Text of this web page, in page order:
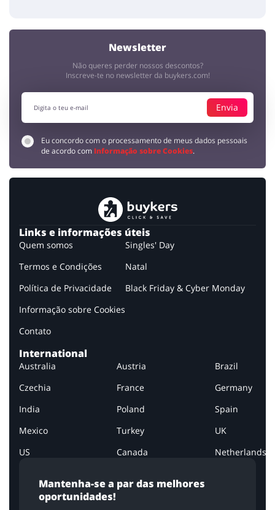
Newsletter
Não queres perder nossos descontos?
Inscreve-te no newsletter da buykers.com!
Envia
Eu concordo com o processamento de meus dados pessoais
de acordo com Informação sobre Cookies.
Mantenha-se a par das melhores
oportunidades!
Links e informações úteis
Quem somos
Termos e Condições
Política de Privacidade
Informação sobre Cookies
Contato
Singles' Day
Natal
Black Friday & Cyber Monday
International
Australia Austria
Brazil
Czechia
France
Germany
India
Poland
Spain
Mexico
Turkey
UK
US
Canada Netherlands